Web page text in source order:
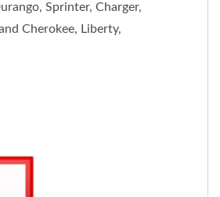
Sprinter, Charger,
Cherokee, Liberty,